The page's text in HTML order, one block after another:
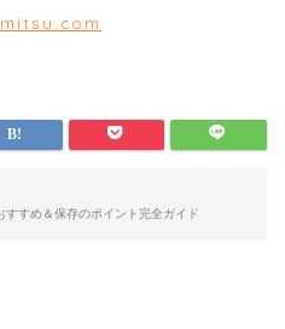
すめ＆保存のポイント完全ガイド